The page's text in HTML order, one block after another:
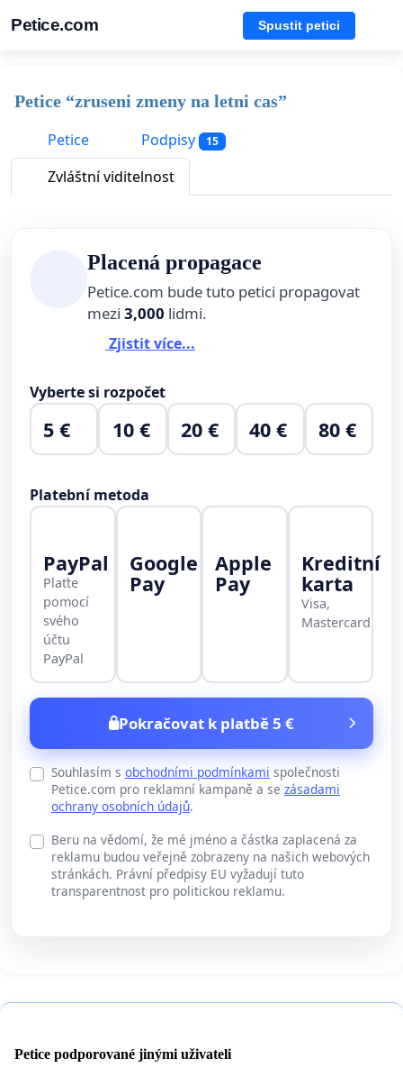
Petice.com Spustit petici
Petice “zruseni zmeny na letni cas”
Petice
Podpisy 15
Zvláštní viditelnost
Placená propagace
Petice.com bude tuto petici propagovat
mezi 3,000 lidmi.
Zjistit více...
Vyberte si rozpočet
5 € 10 € 20 € 40 € 80 €
Platební metoda
PayPal
Plaťte
pomocí
svého
účtu
PayPal
Google
Pay
Apple
Pay
Kreditní
karta
Visa,
Mastercard
Pokračovat k platbě 5 €
Souhlasím s obchodními podmínkami společnosti
Petice.com pro reklamní kampaně a se zásadami
ochrany osobních údajů.
Beru na vědomí, že mé jméno a částka zaplacená za
reklamu budou veřejně zobrazeny na našich webových
stránkách. Právní předpisy EU vyžadují tuto
transparentnost pro politickou reklamu.
Petice podporované jinými uživateli